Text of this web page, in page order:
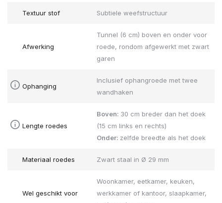
Textuur stof Subtiele weefstructuur
Afwerking
Tunnel (6 cm) boven en onder voor
roede, rondom afgewerkt met zwart
garen
Ophanging
Inclusief ophangroede met twee
wandhaken
Lengte roedes
Boven: 30 cm breder dan het doek
(15 cm links en rechts)
Onder: zelfde breedte als het doek
Materiaal roedes Zwart staal in Ø 29 mm
Wel geschikt voor
Woonkamer, eetkamer, keuken,
werkkamer of kantoor, slaapkamer,